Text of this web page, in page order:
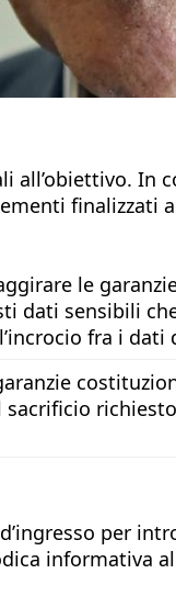
all’obiettivo.
finalizzati
le
dati sensibili
fra i
per